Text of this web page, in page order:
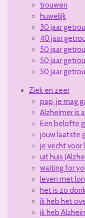
trouwen
huwelijk
30 jaar
40 jaar
50 jaar
50 jaar
50 jaar
Ziek en zeer
pap, je mag
Alzheimer is
Een belofte
jouw laatste
je vecht voor
uit huis
waiting for
leven met
het is zo
ik heb het
ik heb